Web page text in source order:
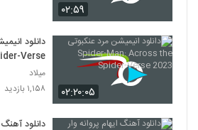
۰۲:۵۹
۰۲:۲۰:۰۵
Verse
2023
میلاد
۱,۱۵۸ بازدید
دانلود آهنگ